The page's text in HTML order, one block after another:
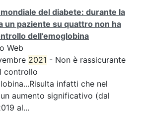
del diabete: durante la
un paziente su quattro non ha
dell’emoglobina
Web
2021 - Non è rassicurante
controllo
infatti che nel
aumento significativo (dal
al...